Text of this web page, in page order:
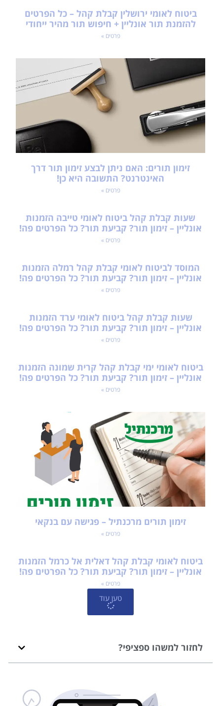
ביטוח לאומי ירושלין קבלת קהל – כל הפרטים
להזמנת תור אונליין + חיפוש תור מהיר ייחודי
פרטים »
זימון תורים: האם ניתן לבצע זימון תור דרך
האינטרנט? התשובה היא כן!
פרטים »
שעות קבלת קהל ביטוח לאומי טייבה הזמנות
אונליין – זימון תור? קביעת תור? כל הפרטים פה!
פרטים »
המוסד לביטוח לאומי קבלת קהל רמלה הזמנות
אונליין – זימון תור? קביעת תור? כל הפרטים פה!
פרטים »
שעות קבלת קהל ביטוח לאומי ערד הזמנות
אונליין – זימון תור? קביעת תור? כל הפרטים פה!
פרטים »
ביטוח לאומי ימי קבלת קהל קרית שמונה הזמנות
אונליין – זימון תור? קביעת תור? כל הפרטים פה!
פרטים »
זימון תורים מרכנתיל – פגישה עם בנקאי
פרטים »
ביטוח לאומי קבלת קהל דאלית אל כרמל הזמנות
אונליין – זימון תור? קביעת תור? כל הפרטים פה!
פרטים »
טען עוד
לחזור למשהו ספציפי?